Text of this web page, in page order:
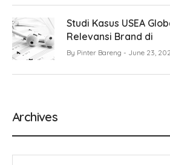
Studi Kasus USEA
Relevansi Brand di
By Pinter Bareng June 23,
Archives